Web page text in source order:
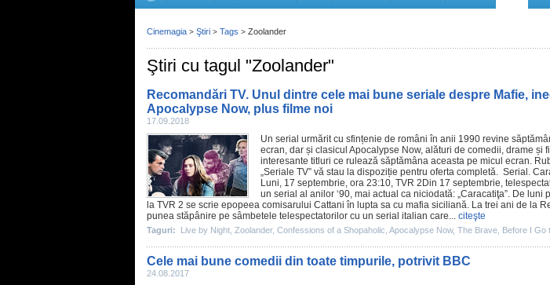
Ştiri cu tagul "Zoolander"
Recomandări TV. Unul dintre cele mai bune seriale despre Mafie,
Apocalypse Now, plus filme noi
17.09.2018
Un serial urmărit cu sfințenie de români în anii 1990 revine
ecran, dar și clasicul Apocalypse Now, alături de comedii, drame și
interesante titluri ce rulează săptămâna aceasta pe micul ecran.
„Seriale TV” vă stau la dispoziție pentru oferta completă. Serial.
Luni, 17 septembrie, ora 23:10, TVR 2Din 17 septembrie,
un serial al anilor ‘90, mai actual ca niciodată: „Caracatiţa”. De luni
la TVR 2 se scrie epopeea comisarului Cattani în lupta sa cu mafia siciliană. La trei ani de la
punea stăpânire pe sâmbetele telespectatorilor cu un serial italian care... citeşte
Taguri: Live by Night Zoolander, Confessions of a Shopaholic Apocalypse Now, The Brave Before I Go
Cele mai bune comedii din toate timpurile, potrivit BBC
24.08.2017
Cinemagia > Ştiri > Tags > Zoolander